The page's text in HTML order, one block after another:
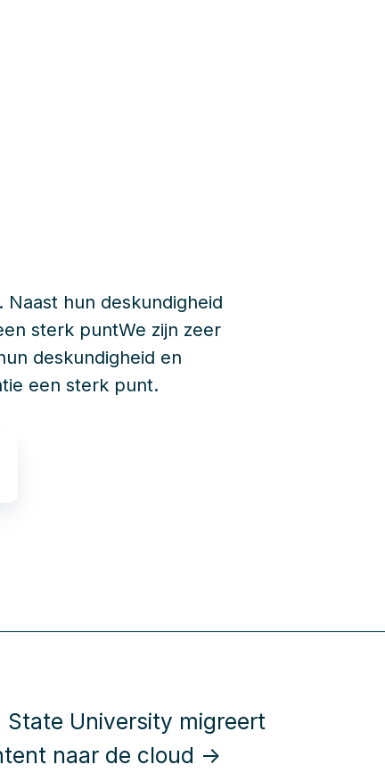
hun deskundigheid
sterk puntWe zijn zeer
deskundigheid en
een sterk punt.
State University migreert
naar de cloud →